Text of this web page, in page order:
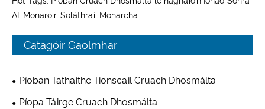
AI, Monaróir, Soláthraí, Monarcha
Catagóir Gaolmhar
Píobán Táthaithe Tionscail Cruach Dhosmálta
Píopa Táirge Cruach Dhosmálta